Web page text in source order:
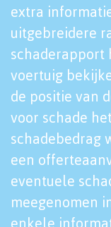
extra
uitgebreidere
schaderapport
voertuig
de positie van
voor schade
schadebedrag
een
eventuele
meegenomen
enkele